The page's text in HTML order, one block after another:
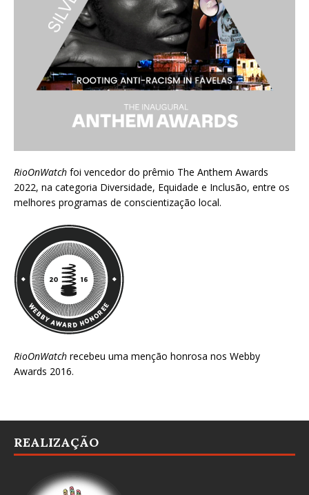
RioOnWatch foi vencedor do prêmio The Anthem Awards
2022, na categoria Diversidade, Equidade e Inclusão, entre os
melhores programas de conscientização local.
RioOnWatch recebeu uma menção honrosa nos Webby
Awards 2016.
REALIZAÇÃO